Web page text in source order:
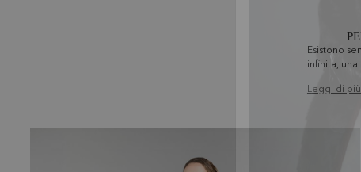
Esistono
infinita,
leggi di più